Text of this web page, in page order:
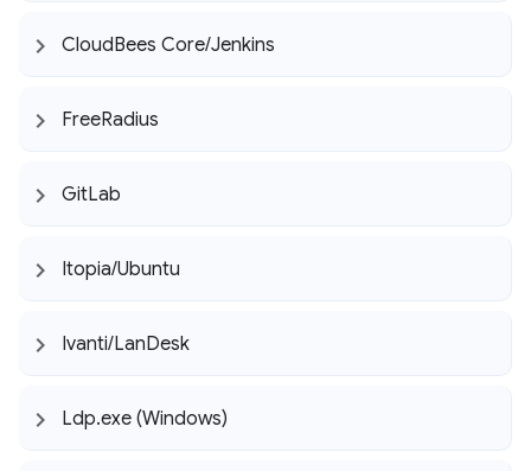
CloudBees Core/Jenkins
FreeRadius
GitLab
Itopia/Ubuntu
Ivanti/LanDesk
Ldp.exe (Windows)